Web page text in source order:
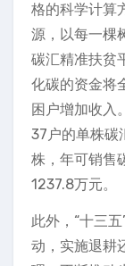
格的科学计算
源，以每一棵
碳汇精准扶贫
化碳的资金将
困户增加收入
37户的单株碳
株，年可销售
1237.8万元。
此外，“十三
动，实施退耕